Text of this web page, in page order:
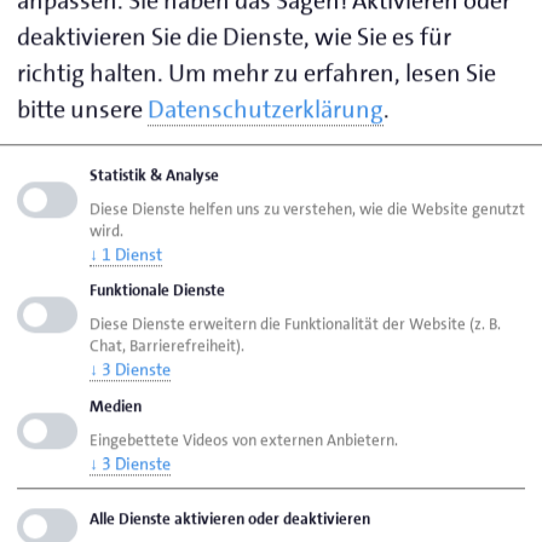
Mo. - Do. von 7.30 Uhr bis 12.30 Uhr
und von 13.00 Uhr bis 16.30 Uhr
Fr. von 7.30 Uhr bis 14.00 Uhr
Visitenkarte speichern (.vcf)
Ihr Ansprechpartner zu folgenden Themen:
Fachkräfteberatung
Projekt "Meisterclub Schleswig-Holstein"
Seite empfehlen
Seite drucken
Seiteaktualisiert am 01. Juni 2026
deaktivieren Sie die Dienste, wie Sie es für
richtig halten. Um mehr zu erfahren, lesen Sie
bitte unsereDatenschutzerklärung.
Statistik & Analyse
Diese Dienste helfen uns zu verstehen, wie die Website genutzt
wird.
↓ 1 Dienst
Funktionale Dienste
Diese Dienste erweitern die Funktionalität der Website (z. B.
Chat, Barrierefreiheit).
↓ 3 Dienste
Medien
Eingebettete Videos von externen Anbietern.
↓ 3 Dienste
Alle Dienste aktivieren oder deaktivieren